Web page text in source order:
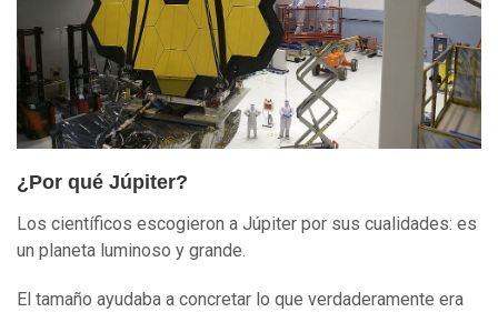
¿Por qué Júpiter?
Los científicos escogieron a Júpiter por sus cualidades: es
un planeta luminoso y grande.
El tamaño ayudaba a concretar lo que verdaderamente era